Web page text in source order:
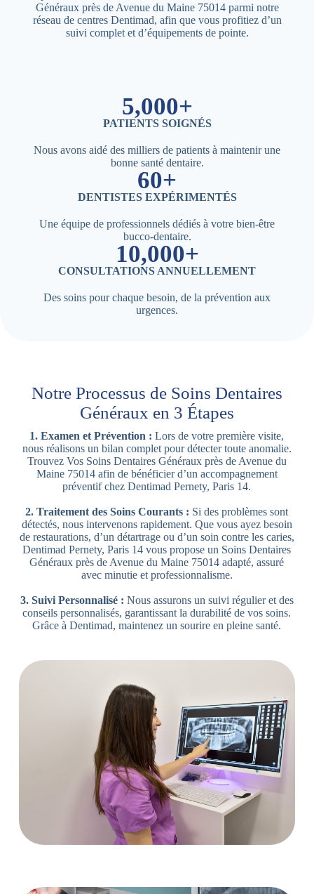
Généraux près de Avenue du Maine 75014 parmi notre
réseau de centres Dentimad, afin que vous profitiez d’un
suivi complet et d’équipements de pointe.
5,000+
PATIENTS SOIGNÉS
Nous avons aidé des milliers de patients à maintenir une
bonne santé dentaire.
60+
DENTISTES EXPÉRIMENTÉS
Une équipe de professionnels dédiés à votre bien-être
bucco-dentaire.
10,000+
CONSULTATIONS ANNUELLEMENT
Des soins pour chaque besoin, de la prévention aux
urgences.
Notre Processus de Soins Dentaires
Généraux en 3 Étapes
1. Examen et Prévention : Lors de votre première visite,
nous réalisons un bilan complet pour détecter toute anomalie.
Trouvez Vos Soins Dentaires Généraux près de Avenue du
Maine 75014 afin de bénéficier d’un accompagnement
préventif chez Dentimad Pernety, Paris 14.
2. Traitement des Soins Courants : Si des problèmes sont
détectés, nous intervenons rapidement. Que vous ayez besoin
de restaurations, d’un détartrage ou d’un soin contre les caries,
Dentimad Pernety, Paris 14 vous propose un Soins Dentaires
Généraux près de Avenue du Maine 75014 adapté, assuré
avec minutie et professionnalisme.
3. Suivi Personnalisé : Nous assurons un suivi régulier et des
conseils personnalisés, garantissant la durabilité de vos soins.
Grâce à Dentimad, maintenez un sourire en pleine santé.